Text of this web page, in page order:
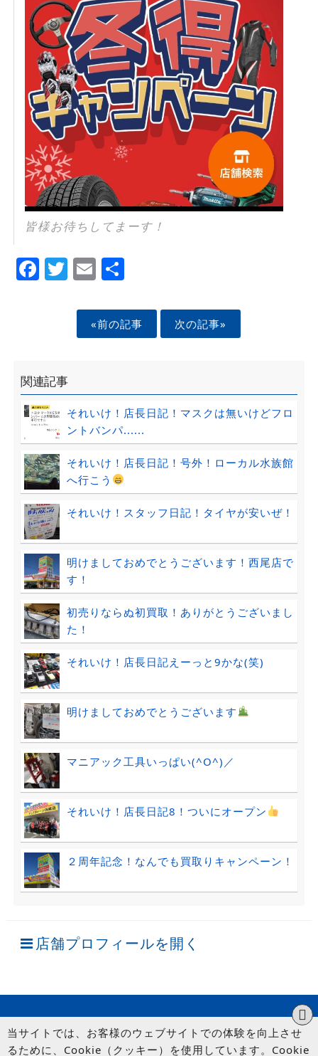
皆様お待ちしてまーす！
Facebook
Twitter
EmailShare
«前の記事 次の記事»
関連記事
それいけ！店長日記！マスクは無いけどフロ
ントバンパ......
それいけ！店長日記！号外！ローカル水族館
へ行こう
それいけ！スタッフ日記！タイヤが安いぜ！
明けましておめでとうございます！西尾店で
す！
初売りならぬ初買取！ありがとうございまし
た！
それいけ！店長日記えーっと9かな(笑)
明けましておめでとうございます
マニアック工具いっぱい(^O^)／
それいけ！店長日記8！ついにオープン
２周年記念！なんでも買取りキャンペーン！
店舗プロフィールを開く
当サイトでは、お客様のウェブサイトでの体験を向上させ
るために、Cookie（クッキー）を使用しています。Cookie